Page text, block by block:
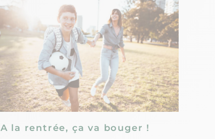
A la rentrée, ça va bouger !